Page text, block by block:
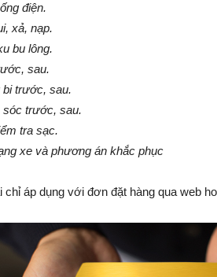
điện.
xả, nạp.
bu lông.
sau.
bi trước, sau.
sóc trước, sau.
tra sạc.
xe và phương án khắc phục
chỉ áp dụng với đơn đặt hàng qua web